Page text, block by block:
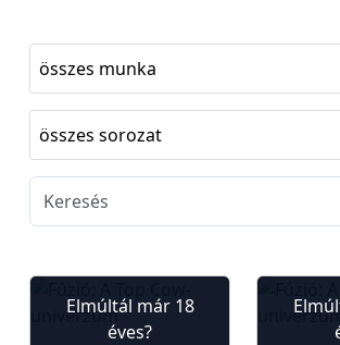
összes munka
összes sorozat
Elmúltál már 18
éves?